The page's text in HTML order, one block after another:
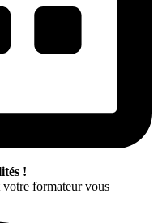
!
votre formateur vous